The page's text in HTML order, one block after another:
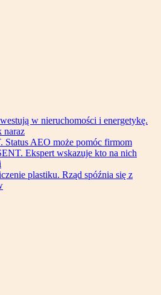
w nieruchomości i energetykę.
naraz
Status AEO może pomóc firmom
Ekspert wskazuje kto na nich
plastiku. Rząd spóźnia się z